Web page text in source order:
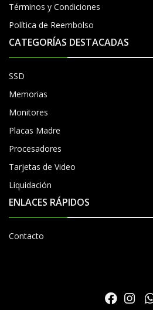
Términos y Condiciones
Política de Reembolso
CATEGORÍAS DESTACADAS
SSD
Memorias
Monitores
Placas Madre
Procesadores
Tarjetas de Video
Liquidación
ENLACES RÁPIDOS
Contacto